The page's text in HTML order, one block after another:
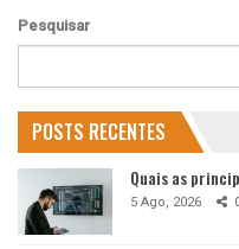
Pesquisar
POSTS RECENTES
Quais as
5 Ago, 2026